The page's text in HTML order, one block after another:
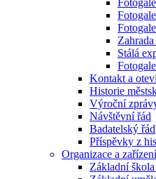
Stálá
Kontakt a
Historie
Výroční
Návštěvní řád
Badatelský řád
Příspěvky z
Organizace a
Základní